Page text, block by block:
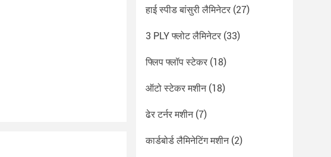
हाई स्पीड बांसुरी लैमिनेटर (27)
3 PLY फ्लोट लैमिनेटर (33)
फ्लिप फ्लॉप स्टेकर (18)
ऑटो स्टेकर मशीन(18)
ढेर टर्नर मशीन(7)
कार्डबोर्ड लैमिनेटिंग मशीन(2)